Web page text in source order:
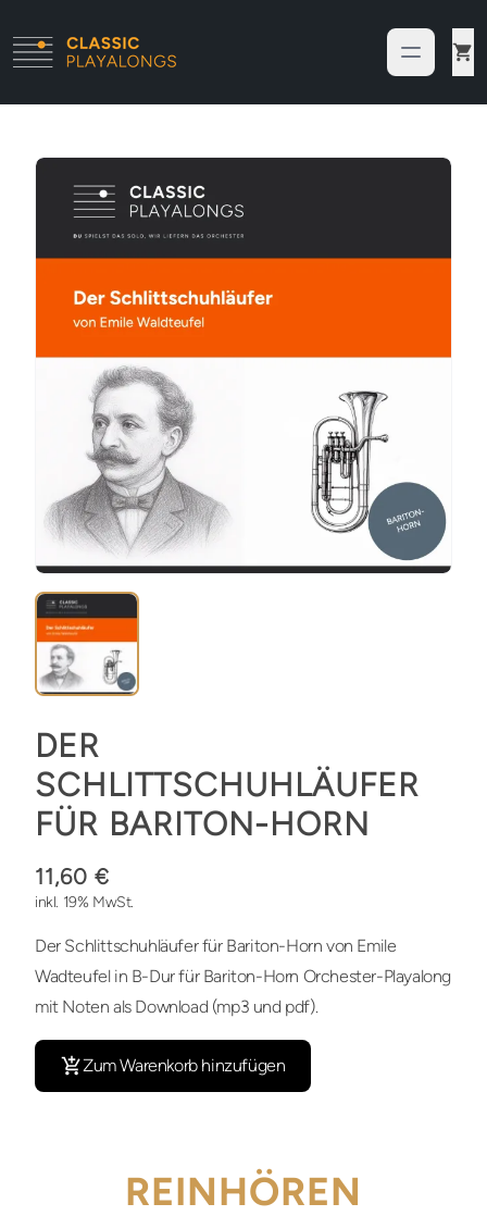
DER
SCHLITTSCHUHLÄUFER
FÜR BARITON-HORN
11,60 €
inkl. 19% MwSt.
Der Schlittschuhläufer für Bariton-Horn von Emile
Wadteufel in B-Dur für Bariton-Horn Orchester-Playalong
mit Noten als Download (mp3 und pdf).
Zum Warenkorb hinzufügen
REINHÖREN